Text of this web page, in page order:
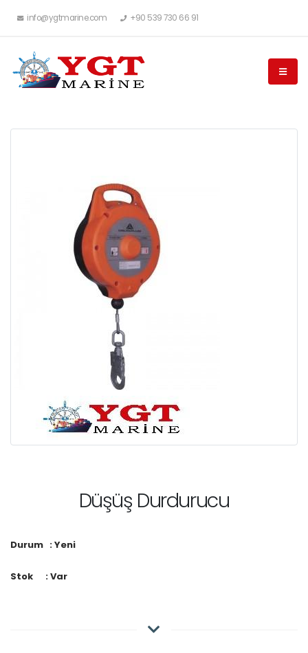
info@ygtmarine.com +90 539 730 66 91
Düşüş Durdurucu
Durum : Yeni
Stok : Var